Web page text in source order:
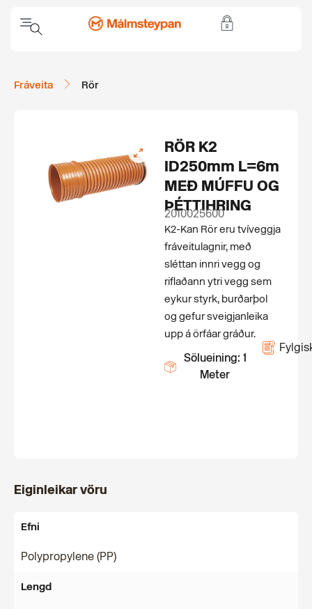
Fráveita Rör
RÖR K2
ID250mm L=6m
MEÐ MÚFFU OG
ÞÉTTIHRING
2010025600
K2-Kan Rör eru tvíveggja
fráveitulagnir, með
sléttan innri vegg og
riflaðann ytri vegg sem
eykur styrk, burðarþol
og gefur sveigjanleika
upp á örfáar gráður.
Sölueining: 1
Meter
Eiginleikar vöru
Efni
Polypropylene (PP)
Lengd